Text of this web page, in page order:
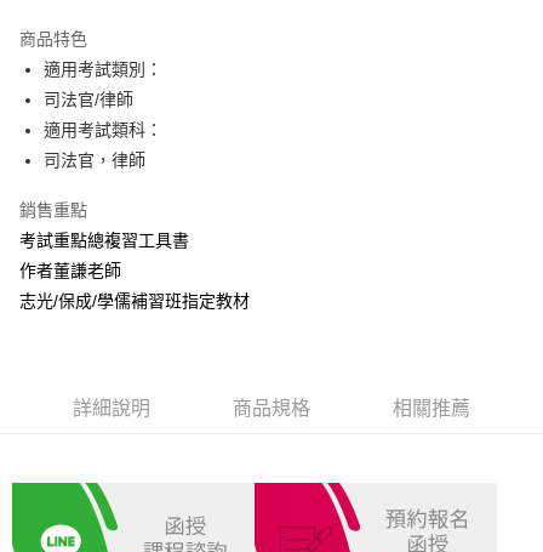
Apple Pay
悠遊付
Google Pay
ATM付款
全家取貨付款
每筆NT$100，滿NT$1,000(含以上)免運費
每筆NT$100，滿NT$1,000(含以上)免運費
付款後7-11取貨.
商品特色
適用考試類別：
司法官/律師
適用考試類科：
司法官，律師
銷售重點
考試重點總複習工具書
作者董謙老師
志光/保成/學儒補習班指定教材
詳細說明 商品規格 相關推薦